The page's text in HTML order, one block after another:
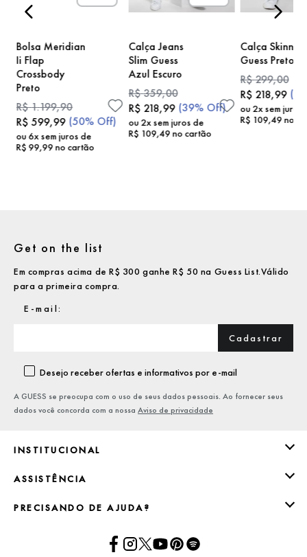
Bolsa Meridian
Ii Flap
Crossbody
Preto
R$1.199,90
R$ 599,99 (50% Off)
ou 6x sem juros de
R$ 99,99no cartão
Calça Jeans
Slim Guess
Azul Escuro
R$359,00
R$ 218,99 (39% Off)
ou2x sem juros de
R$ 109,49no cartão
Calça Skinny
Guess Preto
R$299,00
R$ 218,99 (
ou 2x sem juros
R$ 109,49no
INSTITUCIONAL
ASSISTÊNCIA
PRECISANDO DE AJUDA?
Get on the list
Em compras acima de R$ 300 ganhe R$ 50 na Guess List.Válido
para a primeira compra.
Cadastrar
Desejo receber ofertas e informativos por e-mail
A GUESS se preocupa com o uso de seus dados pessoais. Ao fornecer seus
dados você concorda com a nossa Aviso de privacidade